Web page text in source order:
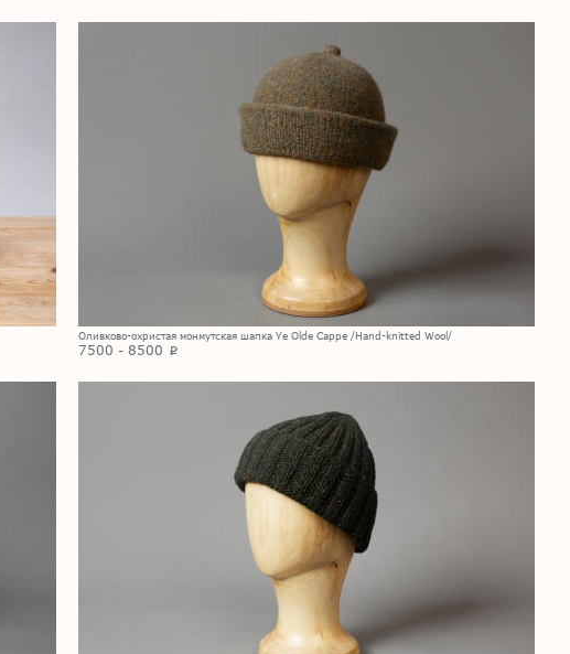
Оливково-охристая монмутская шапка Ye Olde Cappe /Hand-knitted Wool/
7500 - 8500 p